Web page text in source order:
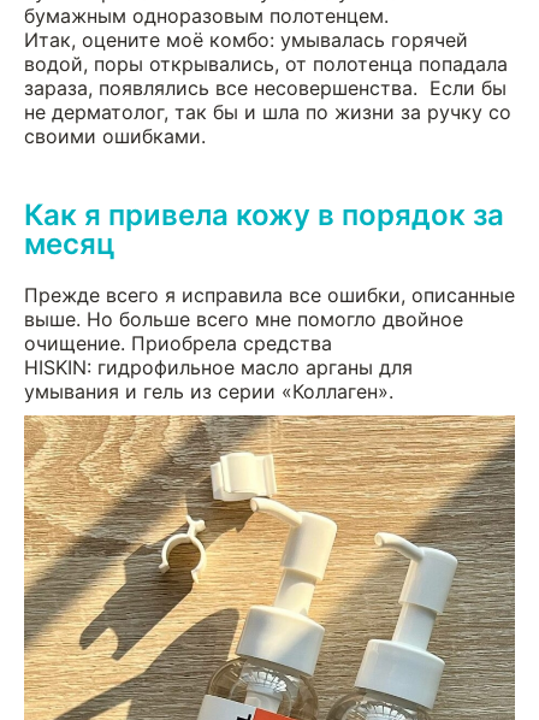
бумажным одноразовым полотенцем.
Итак, оцените моё комбо: умывалась горячей
водой, поры открывались, от полотенца попадала
зараза, появлялись все несовершенства. Если бы
не дерматолог, так бы и шла по жизни за ручку со
своими ошибками.
Как я привела кожу в порядок за
месяц
Прежде всего я исправила все ошибки, описанные
выше. Но больше всего мне помогло двойное
очищение. Приобрела средства
HISKIN: гидрофильное масло арганы для
умывания и гель из серии «Коллаген».